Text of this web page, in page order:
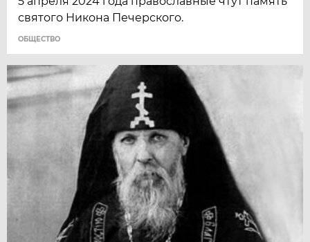
святого Никона Печерского.
ОБЩЕСТВО